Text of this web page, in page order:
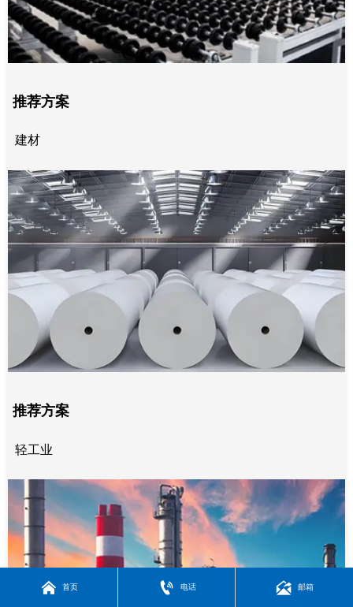
推荐方案
建材
推荐方案
轻工业
 首页  电话  邮箱